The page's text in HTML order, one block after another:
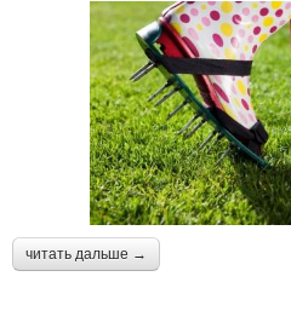
читать дальше →